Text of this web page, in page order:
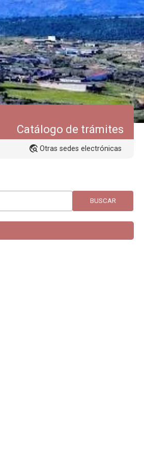
Catálogo de trámites
Otras sedes electrónicas